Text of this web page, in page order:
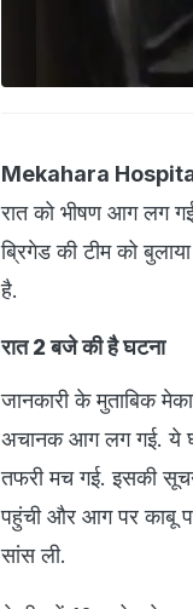
Mekahara
रात को भीषण आग लग
ब्रिगेड की टीम को
है.
रात 2 बजे की है घटना
जानकारी के मुताबिक
अचानक आग लग गई. ये
तफरी मच गई. इसकी
पहुंची और आग पर काबू
सांस ली.